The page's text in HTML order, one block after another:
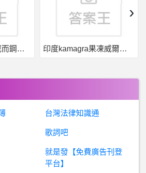
的運動鞋呢 有沒有耐穿的運動鞋呢
男
女- 女生說想要咬你是什麼意思？ 女生說想要咬你是什麼意思？
H
ome詐騙、Nasdaq詐騙、xeddq659詐騙、劉昊宇詐騙、納斯達克詐騙【網友不會幫你賺錢、請勿聽信網友投資】
棒
球- 認真問若熙的模板是誰？ 認真問若熙的模板是誰？
女
人話題- 鼻塞吃過敏藥還是鼻噴劑? 鼻塞吃過敏藥還是鼻噴劑?
液態威泰國果凍威而鋼哪裡買 印度kamagra果凍威爾剛用於治療男性勃起功能障礙
›
台灣法律知識通
歌詞吧
就是發【免費廣告刊登
平台】